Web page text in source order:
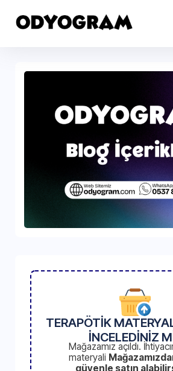
TERAPÖTİK
İNCELEDİNİZ
Mağazamız açıldı.
materyali
güvenle satın